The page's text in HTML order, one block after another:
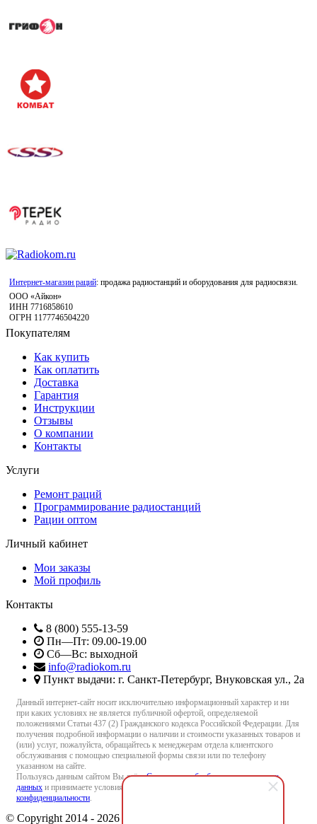
Интернет-магазин раций: продажа радиостанций и оборудования для радиосвязи.
ООО «Айкон»
ИНН 7716858610
ОГРН 1177746504220
Покупателям
Как купить
Как оплатить
Доставка
Гарантия
Инструкции
Отзывы
О компании
Контакты
Услуги
Ремонт раций
Программирование радиостанций
Рации оптом
Личный кабинет
Мои заказы
Мой профиль
Контакты
8 (800) 555-13-59
Пн—Пт: 09.00-19.00
Сб—Вс: выходной
info@radiokom.ru
Пункт выдачи: г. Санкт-Петербург, Внуковская ул., 2а
Данный интернет-сайт носит исключительно информационный характер и ни
при каких условиях не является публичной офертой, определяемой
положениями Статьи 437 (2) Гражданского кодекса Российской Федерации. Для
получения подробной информации о наличии и стоимости указанных товаров и
(или) услуг, пожалуйста, обращайтесь к менеджерам отдела клиентского
обслуживания с помощью специальной формы связи или по телефону
указанном на сайте.
Пользуясь данным сайтом Вы даётеСогласие на обработку персональных
данных и принимаете условия
Политики
конфиденциальности.
© Copyright 2014 - 2026 Radiokom.ru